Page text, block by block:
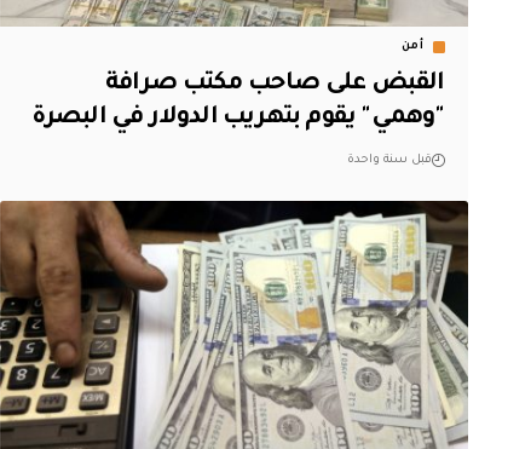
أمن
القبض على صاحب مكتب صرافة
"وهمي" يقوم بتهريب الدولار في البصرة
قبل سنة واحدة